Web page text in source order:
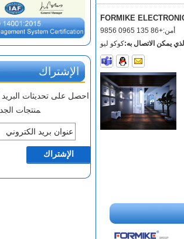
الإشتراك
احصل على تحديثات البريد
منتجات
FORMIKE
أمن:+86 135 0965 9856
يمكن الاتصال به:كوكو ليو